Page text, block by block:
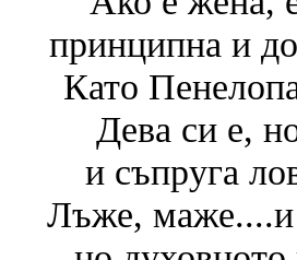
принципна и
Като
Дева си е,
и съпруга
Лъже, маже....и